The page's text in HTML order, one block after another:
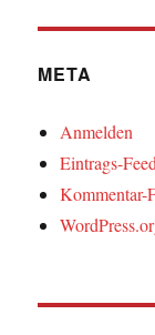
META
Anmelden
Eintrags-Feed
Kommentar-